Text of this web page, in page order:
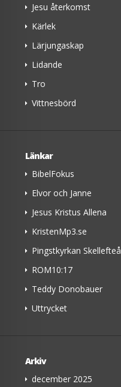
Jesu återkomst
Kärlek
Lärjungaskap
Lidande
Tro
Vittnesbörd
Länkar
BibelFokus
Elvor och Janne
Jesus Kristus Allena
KristenMp3.se
Pingstkyrkan Skellefteå
ROM10:17
Teddy Donobauer
Uttrycket
Arkiv
december 2025